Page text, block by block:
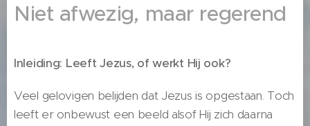
Niet afwezig, maar regerend
Inleiding: Leeft Jezus, of werkt Hij ook?
Veel gelovigen belijden dat Jezus is opgestaan. Toch
leeft er onbewust een beeld alsof Hij zich daarna